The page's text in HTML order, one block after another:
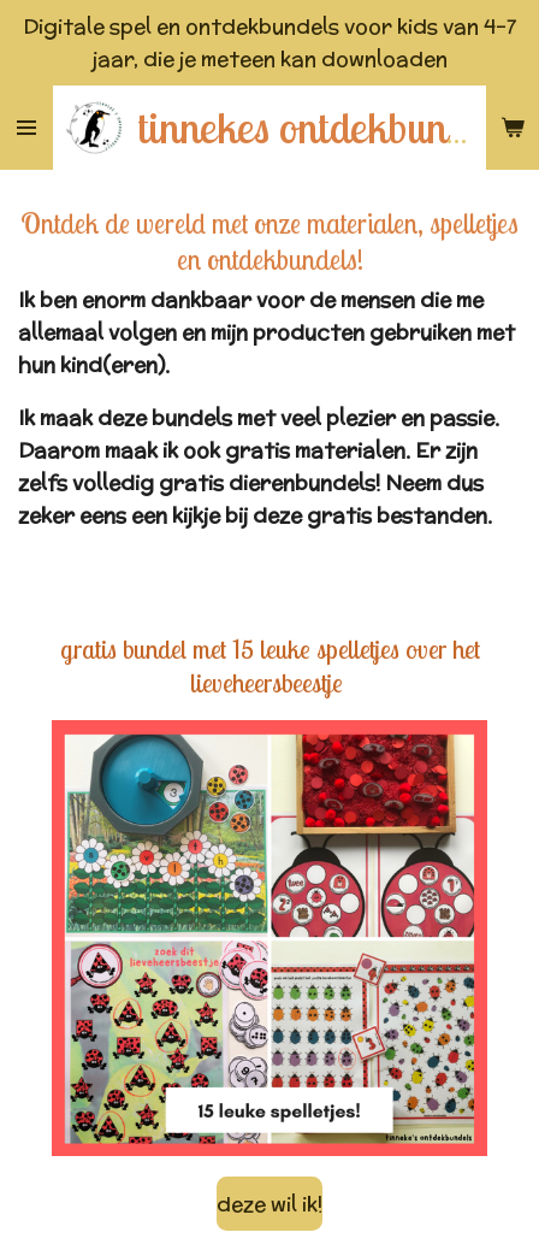
Ga
de
hoofdinhoud
tinnekes ontdekbundels
Digitale spel en ontdekbundels voor kids van 4-7
jaar, die je meteen kan downloaden
Ontdek de wereld met onze materialen, spelletjes
en ontdekbundels!
Ik ben enorm dankbaar voor de mensen die me
allemaal volgen en mijn producten gebruiken met
hun kind(eren).
Ik maak deze bundels met veel plezier en passie.
Daarom maak ik ook gratis materialen. Er zijn
zelfs volledig gratis dierenbundels! Neem dus
zeker eens een kijkje bij deze gratis bestanden.
gratis bundel met 15 leuke spelletjes over het
lieveheersbeestje
deze wil ik!